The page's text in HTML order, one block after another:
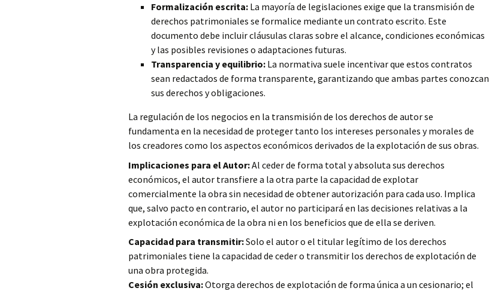
Formalización escrita: La mayoría de legislaciones exige que la transmisión de
derechos patrimoniales se formalice mediante un contrato escrito. Este
documento debe incluir cláusulas claras sobre el alcance, condiciones económicas
y las posibles revisiones o adaptaciones futuras.
Transparencia y equilibrio: La normativa suele incentivar que estos contratos
sean redactados de forma transparente, garantizando que ambas partes conozcan
sus derechos y obligaciones.
La regulación de los negocios en la transmisión de los derechos de autor se
fundamenta en la necesidad de proteger tanto los intereses personales y morales de
los creadores como los aspectos económicos derivados de la explotación de sus obras.
Implicaciones para el Autor:Al ceder de forma total y absoluta sus derechos
económicos, el autor transfiere a la otra parte la capacidad de explotar
comercialmente la obra sin necesidad de obtener autorización para cada uso. Implica
que, salvo pacto en contrario, el autor no participará en las decisiones relativas a la
explotación económica de la obra ni en los beneficios que de ella se deriven.
Capacidad para transmitir:Solo el autor o el titular legítimo de los derechos
patrimoniales tiene la capacidad de ceder o transmitir los derechos de explotación de
una obra protegida.
Cesión exclusiva:Otorga derechos de explotación de forma única a un cesionario; el